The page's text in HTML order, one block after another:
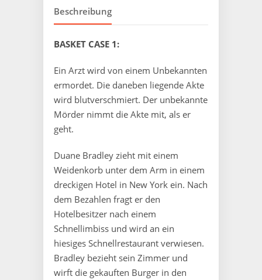
Beschreibung
BASKET CASE 1:
Ein Arzt wird von einem Unbekannten
ermordet. Die daneben liegende Akte
wird blutverschmiert. Der unbekannte
Mörder nimmt die Akte mit, als er
geht.
Duane Bradley zieht mit einem
Weidenkorb unter dem Arm in einem
dreckigen Hotel in New York ein. Nach
dem Bezahlen fragt er den
Hotelbesitzer nach einem
Schnellimbiss und wird an ein
hiesiges Schnellrestaurant verwiesen.
Bradley bezieht sein Zimmer und
wirft die gekauften Burger in den